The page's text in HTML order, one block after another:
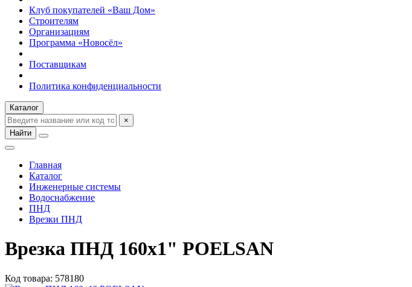
Клуб покупателей «Ваш Дом»
Строителям
Организациям
Программа «Новосёл»
Поставщикам
Политика конфиденциальности
Каталог
×
Найти
Главная
Каталог
Инженерные системы
Водоснабжение
ПНД
Врезки ПНД
Врезка ПНД 160х1" POELSAN
Код товара: 578180